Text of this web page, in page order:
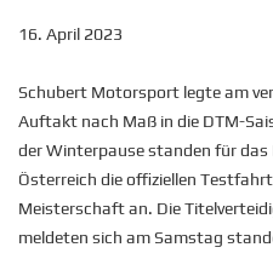
16. April 2023
Schubert Motorsport legte am
Auftakt nach Maß in die DTM-
der Winterpause standen für
Österreich die offiziellen
Meisterschaft an. Die
meldeten sich am Samstag